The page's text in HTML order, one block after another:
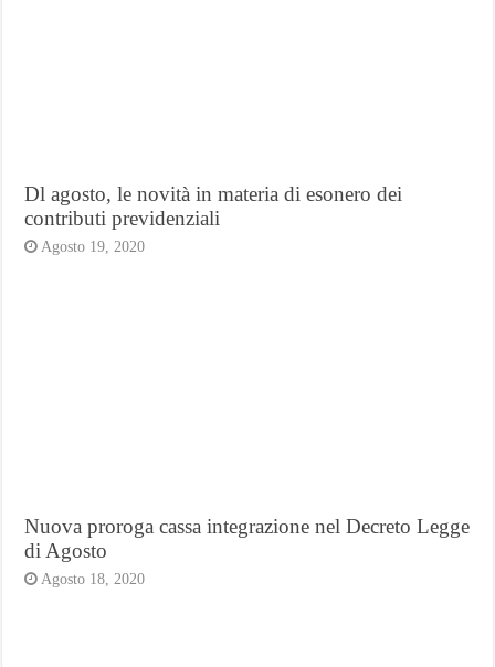
Dl agosto, le novità in materia di esonero dei
contributi previdenziali
Agosto 19, 2020
Nuova proroga cassa integrazione nel Decreto Legge
di Agosto
Agosto 18, 2020